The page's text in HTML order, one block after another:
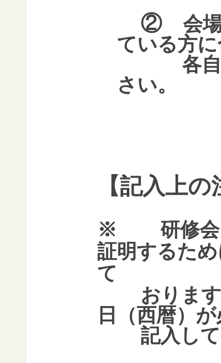
② 会
ている方
各自で
さい。
【記入上
※
研修会
証明するた
て
おります
日（西暦）
記入して